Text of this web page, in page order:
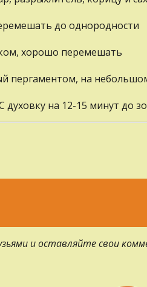
до однородности
хорошо перемешать
пергаментом, на
на 12-15 минут до
и оставляйте свои